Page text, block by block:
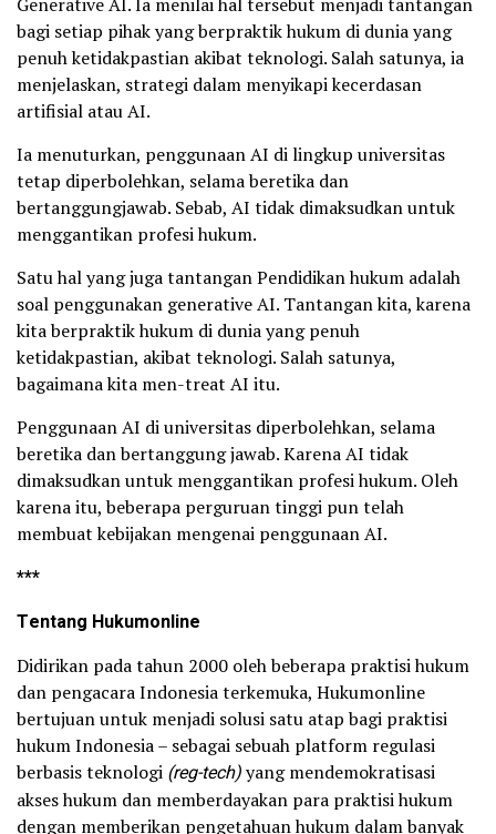
bagi setiap pihak yang berpraktik hukum di dunia yang
penuh ketidakpastian akibat teknologi. Salah satunya, ia
menjelaskan, strategi dalam menyikapi kecerdasan
artifisial atau AI.
Ia menuturkan, penggunaan AI di lingkup universitas
tetap diperbolehkan, selama beretika dan
bertanggungjawab. Sebab, AI tidak dimaksudkan untuk
menggantikan profesi hukum.
Satu hal yang juga tantangan Pendidikan hukum adalah
soal penggunakan generative AI. Tantangan kita, karena
kita berpraktik hukum di dunia yang penuh
ketidakpastian, akibat teknologi. Salah satunya,
bagaimana kita men-treat AI itu.
Penggunaan AI di universitas diperbolehkan, selama
beretika dan bertanggung jawab. Karena AI tidak
dimaksudkan untuk menggantikan profesi hukum. Oleh
karena itu, beberapa perguruan tinggi pun telah
membuat kebijakan mengenai penggunaan AI.
***
Tentang Hukumonline
Didirikan pada tahun 2000 oleh beberapa praktisi hukum
dan pengacara Indonesia terkemuka, Hukumonline
bertujuan untuk menjadi solusi satu atap bagi praktisi
hukum Indonesia – sebagai sebuah platform regulasi
berbasis teknologi (reg-tech)yang mendemokratisasi
akses hukum dan memberdayakan para praktisi hukum
dengan memberikan pengetahuan hukum dalam banyak